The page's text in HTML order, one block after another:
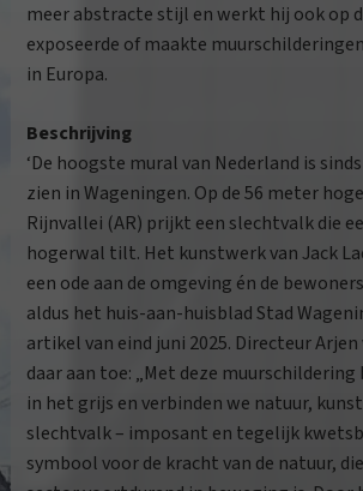
meer abstracte stijl en werkt hij ook op
exposeerde of maakte
in Europa.
Beschrijving
‘De hoogste mural van Nederland is
zien in Wageningen. Op de 56 meter
Rijnvallei (AR) prijkt een slechtvalk die
hogerwal tilt. Het kunstwerk van Jack
een ode aan de omgeving én de bewoners
aldus het huis-aan-huisblad Stad
artikel van eind juni 2025. Directeur
daar aan toe: „Met deze
in het grijs en verbinden we natuur,
slechtvalk – imposant en tegelijk
symbool voor de kracht van de natuur,